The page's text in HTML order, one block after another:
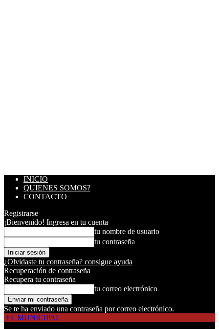
INICIO
QUIENES SOMOS?
CONTACTO
Registrarse
¡Bienvenido! Ingresa en tu cuenta
tu nombre de usuario
tu contraseña
¿Olvidaste tu contraseña? consigue ayuda
Recuperación de contraseña
Recupera tu contraseña
tu correo electrónico
Se te ha enviado una contraseña por correo electrónico.
EL MUNICIPAL